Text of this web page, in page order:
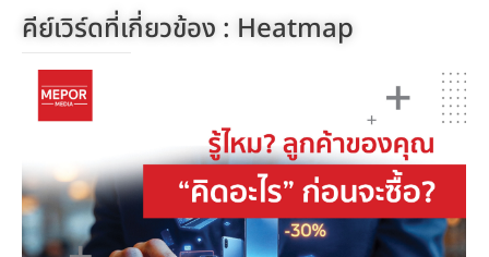
คีย์เวิร์ดที่เกี่ยวข้อง : Heatmap